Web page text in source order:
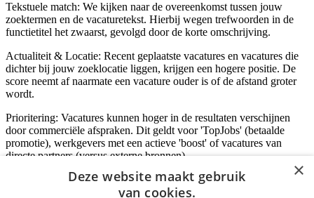
Tekstuele match: We kijken naar de overeenkomst tussen jouw
zoektermen en de vacaturetekst. Hierbij wegen trefwoorden in de
functietitel het zwaarst, gevolgd door de korte omschrijving.
Actualiteit & Locatie: Recent geplaatste vacatures en vacatures die
dichter bij jouw zoeklocatie liggen, krijgen een hogere positie. De
score neemt af naarmate een vacature ouder is of de afstand groter
wordt.
Prioritering: Vacatures kunnen hoger in de resultaten verschijnen
door commerciële afspraken. Dit geldt voor 'TopJobs' (betaalde
promotie), werkgevers met een actieve 'boost' of vacatures van
directe partners (versus externe bronnen).
×
Deze website maakt gebruik
van cookies.